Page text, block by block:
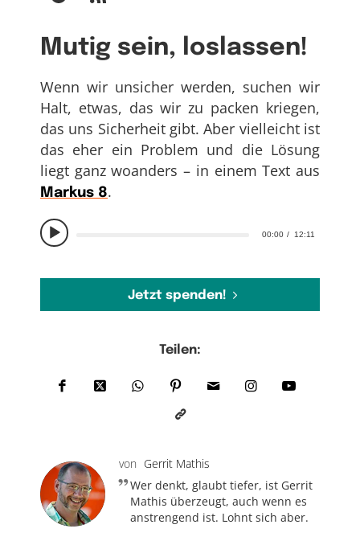
Mutig sein, loslassen!
00:00 12:11
Wenn wir unsicher werden, suchen wir
Halt, etwas, das wir zu packen kriegen,
das uns Sicherheit gibt. Aber vielleicht ist
das eher ein Problem und die Lösung
liegt ganz woanders – in einem Text aus
Markus 8.
Jetzt spenden!
Teilen:
von Gerrit Mathis
Wer denkt, glaubt tiefer, ist Gerrit
Mathis überzeugt, auch wenn es
anstrengend ist. Lohnt sich aber.